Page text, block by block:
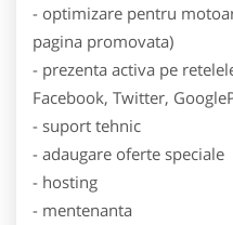
- optimizare pentru
pagina promovata)
- prezenta activa pe
Facebook, Twitter,
- suport tehnic
- adaugare oferte speciale
- hosting
- mentenanta